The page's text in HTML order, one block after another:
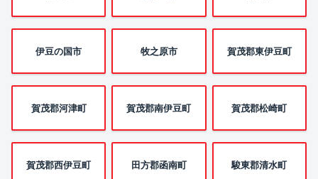
伊豆の国市 牧之原市 賀茂郡東伊豆町
賀茂郡河津町 賀茂郡南伊豆町 賀茂郡松崎町
賀茂郡西伊豆町 田方郡函南町 駿東郡清水町